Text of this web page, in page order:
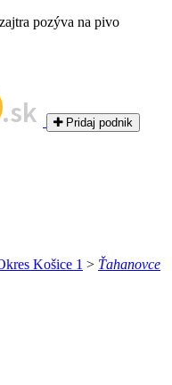
zajtra pozýva na pivo
.sk Pridaj podnik
Košice 1 > Ťahanovce